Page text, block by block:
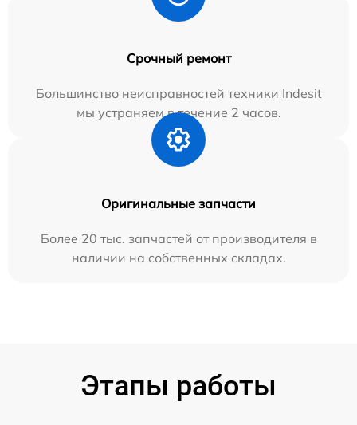
Срочный ремонт
Большинство неисправностей техники Indesit
мы устраняем в течение 2 часов.
Оригинальные запчасти
Более 20 тыс. запчастей от производителя в
наличии на собственных складах.
Этапы работы